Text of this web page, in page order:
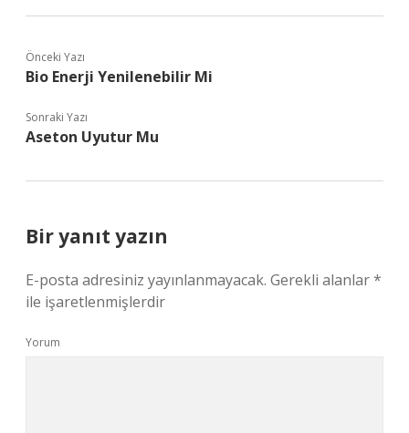
Önceki Yazı
Bio Enerji Yenilenebilir Mi
Sonraki Yazı
Aseton Uyutur Mu
Bir yanıt yazın
E-posta adresiniz yayınlanmayacak. Gerekli alanlar*
ile işaretlenmişlerdir
Yorum